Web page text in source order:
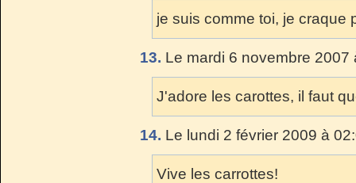
je suis comme toi, je craque
13. Le mardi 6 novembre
J'adore les carottes, il faut
14. Le lundi 2 février 2009 à
Vive les carrottes!